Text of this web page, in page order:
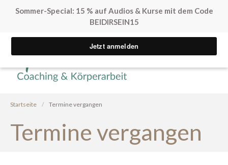
Sommer-Special: 15 % auf Audios & Kurse mit dem Code
BEIDIRSEIN15
SpürVertrauen
Yvonne Peglow Sexual Life
Startseite / Termine vergangen
Termine vergangen